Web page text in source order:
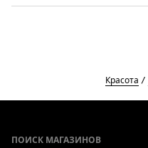
Красота
ПОИСК МАГАЗИНОВ